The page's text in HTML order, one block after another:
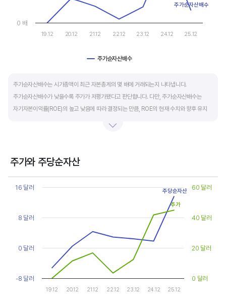
주가순자산배수
19.12 20.12 21.12 22.12 23.12 24.12 25.12
0 배
주가순자산배수
주가순자산배수는 시가총액이 최근 자본총계의 몇 배에 거래되는지 나타냅니다.
주가순자산배수가 낮을수록 주가가 저평가됐다고 판단합니다. 다만, 주가순자산배수는
자기자본이익률(ROE)의 높고 낮음에 따라 결정되는 만큼, ROE의 현재 수치와 향후 유지
거래되면 주가가 저평가된 것으로 판단합니다. ROE&PBR 차트를 함께 보고 분석하는 것을
기업의 10년 정도의 장기적인 주가순자산배수 추이를 확인하는 것이 좋습니다.
주가순자산배수는 자기자본이익률이 높을때와 낮을때에 따라 다르게 평가받습니다. 현재
ROE와 비슷한 ROE를 기록한 과거년도를 찾고, 그 당시 시장에서 평가 받은
주가순자산배수(PBR)를 확인해 현재 주가의 저평가 여부를 판단하는 것이 좋습니다.
주가와 주당순자산
Chart
Line chart with 2 lines.
The chart has 2 Y axes displaying values, and values.
19.12 20.12 21.12 22.12 23.12 24.12 25.12
-8 달러
0 달러
8 달러
16 달러
0 달러
20 달러
40 달러
60 달러
주당순자산
주가